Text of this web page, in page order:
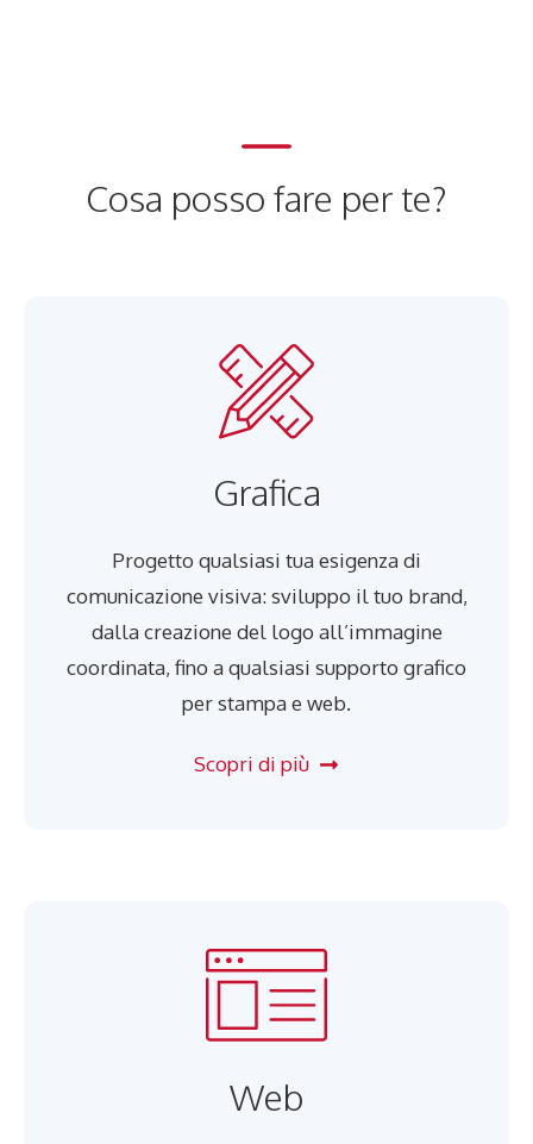
Cosa posso fare per te?
Grafica
Progetto qualsiasi tua esigenza di
comunicazione visiva: sviluppo il tuo brand,
dalla creazione del logo all’immagine
coordinata, fino a qualsiasi supporto grafico
per stampa e web.
Scopri di più
Web